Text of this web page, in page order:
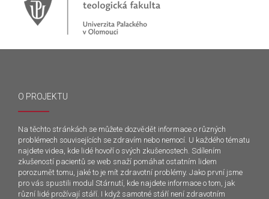
O PROJEKTU
Na těchto stránkách se můžete dozvědět informace o různých
problémech souvisejících se zdravím nebo nemocí. U každého tématu
najdete videa, kde lidé hovoří o svých zkušenostech. Sdílením
zkušeností pacientů se web snaží pomáhat ostatním lidem
porozumět tomu, jaké to je mít zdravotní problémy. Jako první jsme
pro vás spustili modul Stárnutí, kde najdete informace o tom, jak
různí lidé prožívají stáří. I když samotné stáří není zdravotním